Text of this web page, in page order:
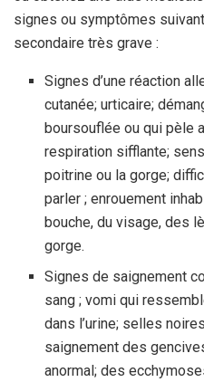
signes ou symptômes
secondaire très grave :
Signes d’une réaction
cutanée; urticaire;
boursouflée ou qui pèle
respiration sifflante;
poitrine ou la gorge;
parler ; enrouement
bouche, du visage, des
gorge.
Signes de saignement
sang ; vomi qui
dans l’urine; selles
saignement des
anormal; des